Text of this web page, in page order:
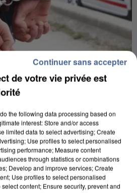
la DZ Mafia interpellé en
avait été interpellé
tôt.
de votre vie privée est
do the following data processing based on
interest: Store and/or access
limited data to select advertising; Create
Use profiles to select personalised
performance; Measure content
through statistics or combinations
Develop and improve services; Create
Use profiles to select personalised
content; Ensure security, prevent and
Continuer sans accepter